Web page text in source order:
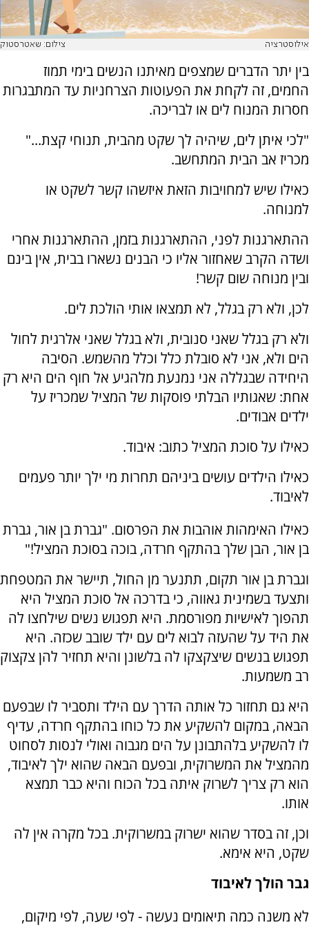
אילוסטרציה צילום: שאטרסטוק
בין יתר הדברים שמצפים מאיתנו הנשים בימי תמוז
החמים, זה לקחת את הפעוטות הצרחניות עד המתבגרות
חסרות המנוח לים או לבריכה.
"לכי איתן לים, שיהיה לך שקט מהבית, תנוחי קצת..."
מכריז אב הבית המתחשב.
כאילו שיש למחויבות הזאת איזשהו קשר לשקט או
למנוחה.
ההתארגנות לפני, ההתארגנות בזמן, ההתארגנות אחרי
ושדה הקרב שאחזור אליו כי הבנים נשארו בבית, אין בינם
ובין מנוחה שום קשר!
לכן, ולא רק בגלל, לא תמצאו אותי הולכת לים.
ולא רק בגלל שאני סנובית, ולא בגלל שאני אלרגית לחול
הים ולא, אני לא סובלת כלל וכלל מהשמש. הסיבה
היחידה שבגללה אני נמנעת מלהגיע אל חוף הים היא רק
אחת: שאגותיו הבלתי פוסקות של המציל שמכריז על
ילדים אבודים.
כאילו על סוכת המציל כתוב: איבוד.
כאילו הילדים עושים ביניהם תחרות מי ילך יותר פעמים
לאיבוד.
כאילו האימהות אוהבות את הפרסום. "גברת בן אור, גברת
בן אור, הבן שלך בהתקף חרדה, בוכה בסוכת המציל!"
וגברת בן אור תקום, תתנער מן החול, תיישר את המטפחת
ותצעד בשמינית גאווה, כי בדרכה אל סוכת המציל היא
תהפוך לאישיות מפורסמת. היא תפגוש נשים שילחצו לה
את היד על שהעזה לבוא לים עם ילד שובב שכזה. היא
תפגוש בנשים שיצקצקו לה בלשונן והיא תחזיר להן צקצוק
רב משמעות.
היא גם תחזור כל אותה הדרך עם הילד ותסביר לו שבפעם
הבאה, במקום להשקיע את כל כוחו בהתקף חרדה, עדיף
לו להשקיע בלהתבונן על הים מגבוה ואולי לנסות לסחוט
מהמציל את המשרוקית, ובפעם הבאה שהוא ילך לאיבוד,
הוא רק צריך לשרוק איתה בכל הכוח והיא כבר תמצא
אותו.
וכן, זה בסדר שהוא ישרוק במשרוקית. בכל מקרה אין לה
שקט, היא אימא.
גבר הולך לאיבוד
לא משנה כמה תיאומים נעשה - לפי שעה, לפי מיקום,